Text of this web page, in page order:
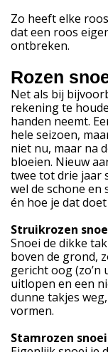
Zo heeft elke
dat een roos
ontbreken.
Rozen
Net als bij
rekening te
handen neemt.
hele seizoen,
niet nu, maar na
bloeien. Nieuw
twee tot drie jaar
wel de schone
én hoe je dat
Struikrozen
Snoei de dikke
boven de grond,
gericht oog
uitlopen en een
dunne takjes
vormen.
Stamrozen